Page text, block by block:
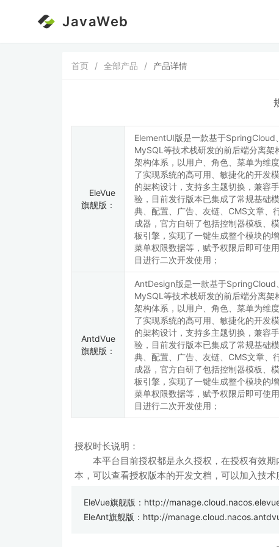
JavaWeb
首页 / 全部产品 / 产品详情
EleVue
旗舰版：
ElementUI版是一款基于SpringCloud
MySQL等技术栈研发的前后端分离架
架构体系，以用户、角色、菜单为维
了实现系统的高可用、敏捷化的开发
的架构设计，支持多主题切换，兼容
验，目前发行版本已集成了常规基础
典、配置、广告、友链、CMS文章、
成器，官方自研了包括控制器模板、
板引擎，实现了一键生成整个模块的
菜单权限数据等，赋予权限后即可使
目进行二次开发使用；
AntdVue
旗舰版：
AntDesign版是一款基于
MySQL等技术栈研发的前后端分离架
架构体系，以用户、角色、菜单为维
了实现系统的高可用、敏捷化的开发
的架构设计，支持多主题切换，兼容
验，目前发行版本已集成了常规基础
典、配置、广告、友链、CMS文章、
成器，官方自研了包括控制器模板、
板引擎，实现了一键生成整个模块的
菜单权限数据等，赋予权限后即可使
目进行二次开发使用；
授权时长说明：
本平台目前授权都是永久授权，在授权有效期
本，可以查看授权版本的开发文档，可以加入技术
EleVue旗舰版： http://
EleAnt旗舰版： http://